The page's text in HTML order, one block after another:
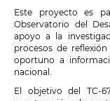
Este proyecto es
Observatorio del
apoyo a la
procesos de
oportuno a
nacional.
El objetivo del TC-